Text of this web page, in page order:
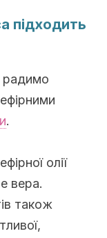
підходить
радимо
.
олії
вера.
також